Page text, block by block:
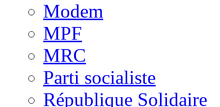
Modem
MPF
MRC
Parti socialiste
République Solidaire